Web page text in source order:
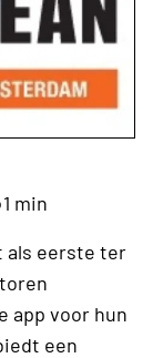
1 min
als eerste ter
app voor hun
een